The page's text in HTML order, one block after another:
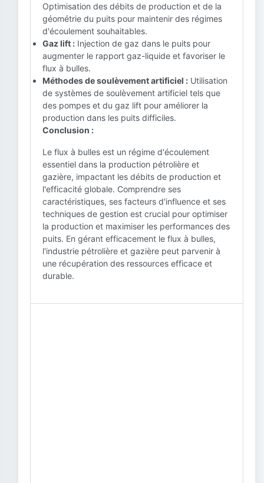
Optimisation des débits de production et de la
géométrie du puits pour maintenir des régimes
d'écoulement souhaitables.
Gaz lift : Injection de gaz dans le puits pour
augmenter le rapport gaz-liquide et favoriser le
flux à bulles.
Méthodes de soulèvement artificiel : Utilisation
de systèmes de soulèvement artificiel tels que
des pompes et du gaz lift pour améliorer la
production dans les puits difficiles.
Conclusion :
Le flux à bulles est un régime d'écoulement
essentiel dans la production pétrolière et
gazière, impactant les débits de production et
l'efficacité globale. Comprendre ses
caractéristiques, ses facteurs d'influence et ses
techniques de gestion est crucial pour optimiser
la production et maximiser les performances des
puits. En gérant efficacement le flux à bulles,
l'industrie pétrolière et gazière peut parvenir à
une récupération des ressources efficace et
durable.